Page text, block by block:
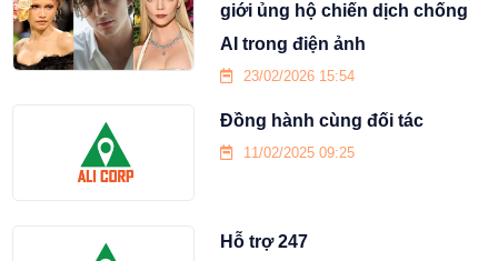
giới ủng hộ chiến dịch chống
AI trong điện ảnh
23/02/2026 15:54
Đồng hành cùng đối tác
11/02/2025 09:25
Hỗ trợ 247